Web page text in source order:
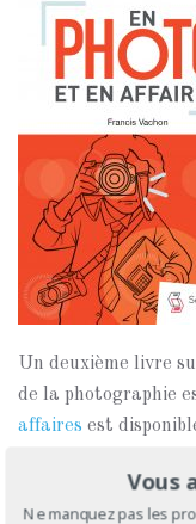
Un deuxième livre
de la photographie
affaires est
Vous
Ne manquez pas les